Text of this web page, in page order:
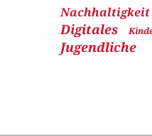
Nachhaltigkeit
Digitales
Jugendliche